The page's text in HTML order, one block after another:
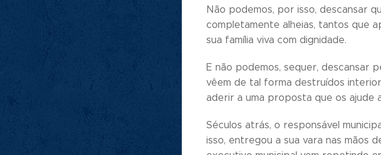
Não podemos, por isso, descansar
completamente alheias, tantos que
sua família viva com dignidade.
E não podemos, sequer, descansar
vêem de tal forma destruídos
aderir a uma proposta que os ajude
Séculos atrás, o responsável
isso, entregou a sua vara nas mãos